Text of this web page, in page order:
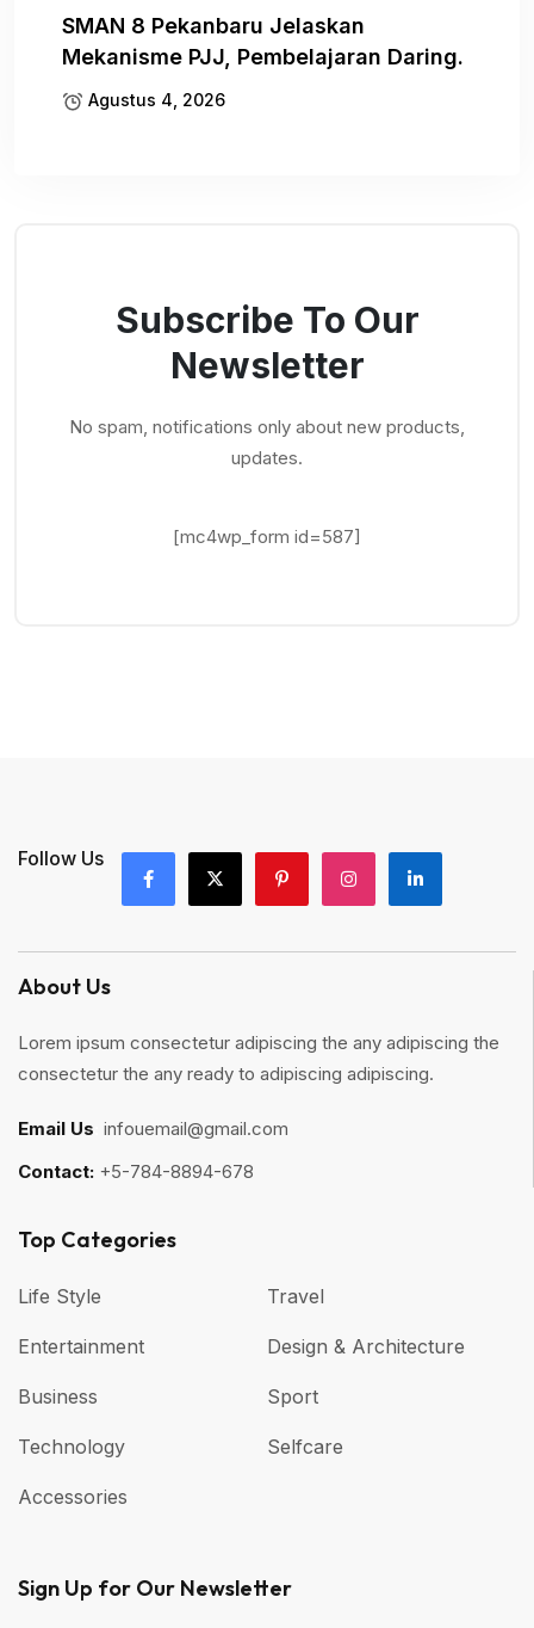
SMAN 8 Pekanbaru Jelaskan
Mekanisme PJJ, Pembelajaran Daring.
Agustus 4, 2026
Subscribe To Our
Newsletter
No spam, notifications only about new products,
updates.
[mc4wp_form id=587]
Follow Us
About Us
Lorem ipsum consectetur adipiscing the any adipiscing the
consectetur the any ready to adipiscing adipiscing.
Email Us infouemail@gmail.com
Contact: +5-784-8894-678
Top Categories​
Life Style
Entertainment
Business
Technology
Accessories
Travel
Design & Architecture
Sport
Selfcare
Sign Up for Our Newsletter